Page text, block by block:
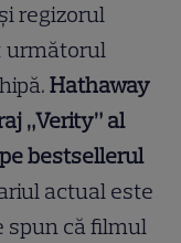
și regizorul
următorul
Hathaway
„Verity” al
bestsellerul
actual este
spun că filmul